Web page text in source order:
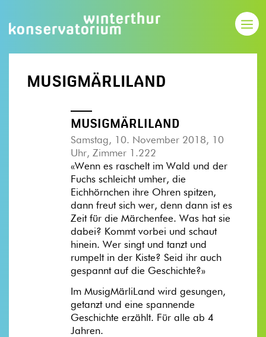
MUSIGMÄRLILAND
MUSIGMÄRLILAND
Samstag, 10. November 2018, 10
Uhr, Zimmer 1.222
«Wenn es raschelt im Wald und der
Fuchs schleicht umher, die
Eichhörnchen ihre Ohren spitzen,
dann freut sich wer, denn dann ist es
Zeit für die Märchenfee. Was hat sie
dabei? Kommt vorbei und schaut
hinein. Wer singt und tanzt und
rumpelt in der Kiste? Seid ihr auch
gespannt auf die Geschichte?»
Im MusigMärliLand wird gesungen,
getanzt und eine spannende
Geschichte erzählt. Für alle ab 4
Jahren.